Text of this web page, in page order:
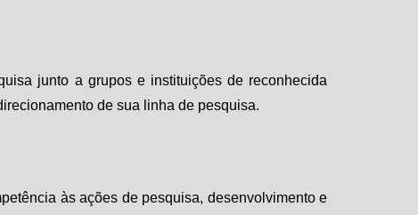
junto a grupos e instituições de reconhecida
de sua linha de pesquisa.
às ações de pesquisa, desenvolvimento e